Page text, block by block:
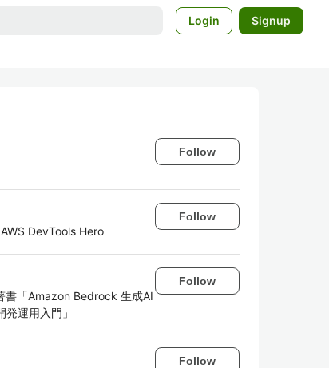
Login Signup
Follow
DevTools Hero
Follow
「Amazon Bedrock 生成AI
運用入門」
Follow
Follow